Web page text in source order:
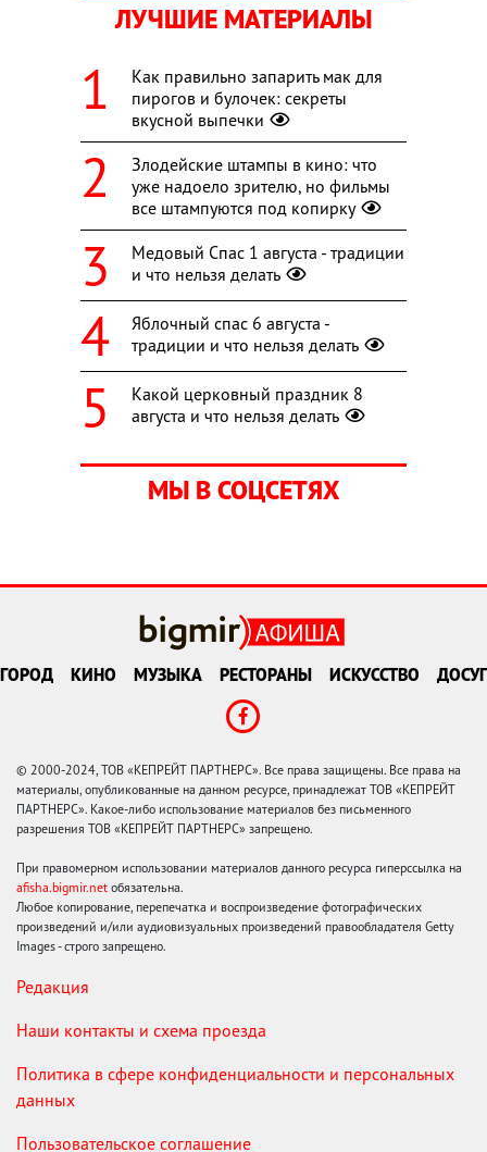
ЛУЧШИЕ МАТЕРИАЛЫ
Как правильно запарить мак для
пирогов и булочек: секреты
вкусной выпечки
Злодейские штампы в кино: что
уже надоело зрителю, но фильмы
все штампуются под копирку
Медовый Спас 1 августа - традиции
и что нельзя делать
Яблочный спас 6 августа -
традиции и что нельзя делать
Какой церковный праздник 8
августа и что нельзя делать
МЫ В СОЦСЕТЯХ
ГОРОД КИНО МУЗЫКА РЕСТОРАНЫ ИСКУССТВО ДОСУГ
© 2000-2024, ТОВ «КЕПРЕЙТ ПАРТНЕРС». Все права защищены. Все права на
материалы, опубликованные на данном ресурсе, принадлежат ТОВ «КЕПРЕЙТ
ПАРТНЕРС». Какое-либо использование материалов без письменного
разрешения ТОВ «КЕПРЕЙТ ПАРТНЕРС» запрещено.
При правомерном использовании материалов данного ресурса гиперссылка на
afisha.bigmir.net обязательна.
Любое копирование, перепечатка и воспроизведение фотографических
произведений и/или аудиовизуальных произведений правообладателя Getty
Images - строго запрещено.
Редакция
Наши контакты и схема проезда
Политика в сфере конфиденциальности и персональных
данных
Пользовательское соглашение